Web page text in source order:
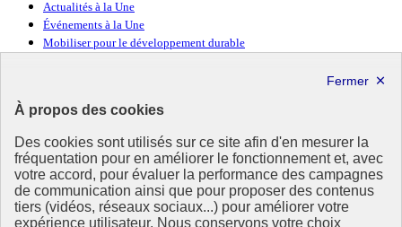
À propos des cookies
Des cookies sont utilisés sur ce site afin d'en mesurer la
fréquentation pour en améliorer le fonctionnement et, avec
votre accord, pour évaluer la performance des campagnes
de communication ainsi que pour proposer des contenus
tiers (vidéos, réseaux sociaux...) pour améliorer votre
expérience utilisateur. Nous conservons votre choix
Actualités à la Une
Événements à la Une
Mobiliser pour le développement durable
Ressources
Ressources
La Méth’ODD
Gouvernement